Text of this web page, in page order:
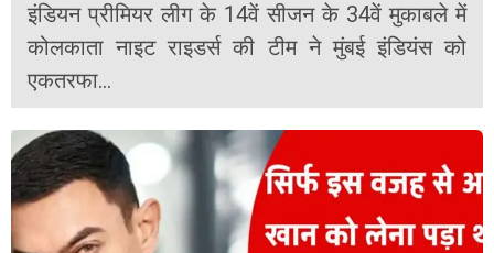
इंडियन प्रीमियर लीग के 14वें सीजन के 34वें मुकाबले में
कोलकाता नाइट राइडर्स की टीम ने मुंबई इंडियंस को
एकतरफा...